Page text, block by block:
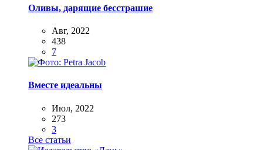
Оливы, дарящие бесстрашие
Авг, 2022
438
7
Вместе идеальны
Июл, 2022
273
3
Все статьи